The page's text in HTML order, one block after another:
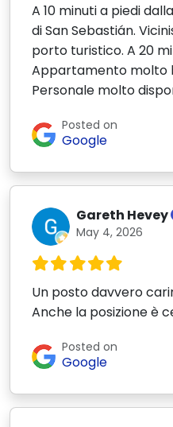
A 10 minuti a piedi
di San Sebastián.
porto turistico. A 20
Appartamento molto
Personale molto
Posted on
Google
Gareth Hevey
May 4, 2026
Un posto davvero
Anche la posizione è
Posted on
Google